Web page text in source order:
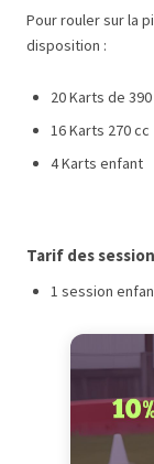
Pour rouler sur la
disposition :
20 Karts de
16 Karts 270 cc
4 Karts enfant
Tarif des
1 session